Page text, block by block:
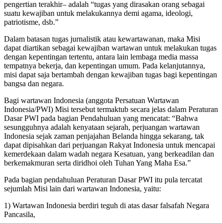
pengertian terakhir– adalah “tugas yang dirasakan orang sebagai
suatu kewajiban untuk melakukannya demi agama, ideologi,
patriotisme, dsb.”
Dalam batasan tugas jurnalistik atau kewartawanan, maka Misi
dapat diartikan sebagai kewajiban wartawan untuk melakukan tugas
dengan kepentingan tertentu, antara lain lembaga media massa
tempatnya bekerja, dan kepentingan umum. Pada kelanjutannya,
misi dapat saja bertambah dengan kewajiban tugas bagi kepentingan
bangsa dan negara.
Bagi wartawan Indonesia (anggota Persatuan Wartawan
Indonesia/PWI) Misi tersebut termaktub secara jelas dalam Peraturan
Dasar PWI pada bagian Pendahuluan yang mencatat: “Bahwa
sesungguhnya adalah kenyataan sejarah, perjuangan wartawan
Indonesia sejak zaman penjajahan Belanda hingga sekarang, tak
dapat dipisahkan dari perjuangan Rakyat Indonesia untuk mencapai
kemerdekaan dalam wadah negara Kesatuan, yang berkeadilan dan
berkemakmuran serta diridhoi oleh Tuhan Yang Maha Esa.”
Pada bagian pendahuluan Peraturan Dasar PWI itu pula tercatat
sejumlah Misi lain dari wartawan Indonesia, yaitu:
1) Wartawan Indonesia berdiri teguh di atas dasar falsafah Negara
Pancasila,